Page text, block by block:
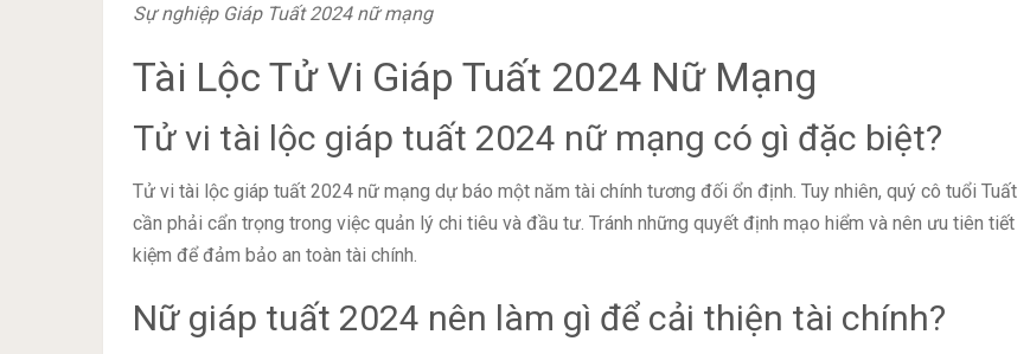
Sự nghiệp Giáp Tuất 2024 nữ mạng
Tài Lộc Tử Vi Giáp Tuất 2024 Nữ Mạng
Tử vi tài lộc giáp tuất 2024 nữ mạng có gì đặc biệt?
Tử vi tài lộc giáp tuất 2024 nữ mạng dự báo một năm tài chính tương đối ổn định. Tuy nhiên, quý cô tuổi Tuất
cần phải cẩn trọng trong việc quản lý chi tiêu và đầu tư. Tránh những quyết định mạo hiểm và nên ưu tiên tiết
kiệm để đảm bảo an toàn tài chính.
Nữ giáp tuất 2024 nên làm gì để cải thiện tài chính?